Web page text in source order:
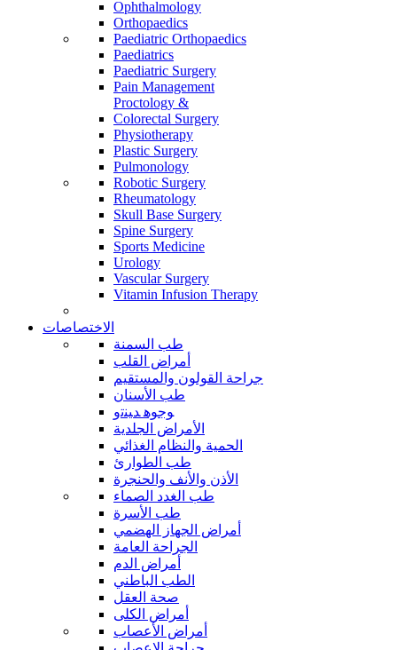
Ophthalmology
Orthopaedics
Paediatric Orthopaedics
Paediatrics
Paediatric Surgery
Pain Management
Proctology &
Colorectal Surgery
Physiotherapy
Plastic Surgery
Pulmonology
Robotic Surgery
Rheumatology
Skull Base Surgery
Spine Surgery
Sports Medicine
Urology
Vascular Surgery
Vitamin Infusion Therapy
الاختصاصات
طب السمنة
أمراض القلب
جراحة القولون والمستقيم
طب الأسنان
ﻮﺟﻮﻫ ﺪﻴﻨﺗﻭ
الأمراض الجلدية
الحمية والنظام الغذائي
طب الطوارئ
الأذن والأنف والحنجرة
طب الغدد الصماء
طب الأسرة
أمراض الجهاز الهضمي
الجراحة العامة
أمراض الدم
الطب الباطني
صحة العقل
أمراض الكلى
أمراض الأعصاب